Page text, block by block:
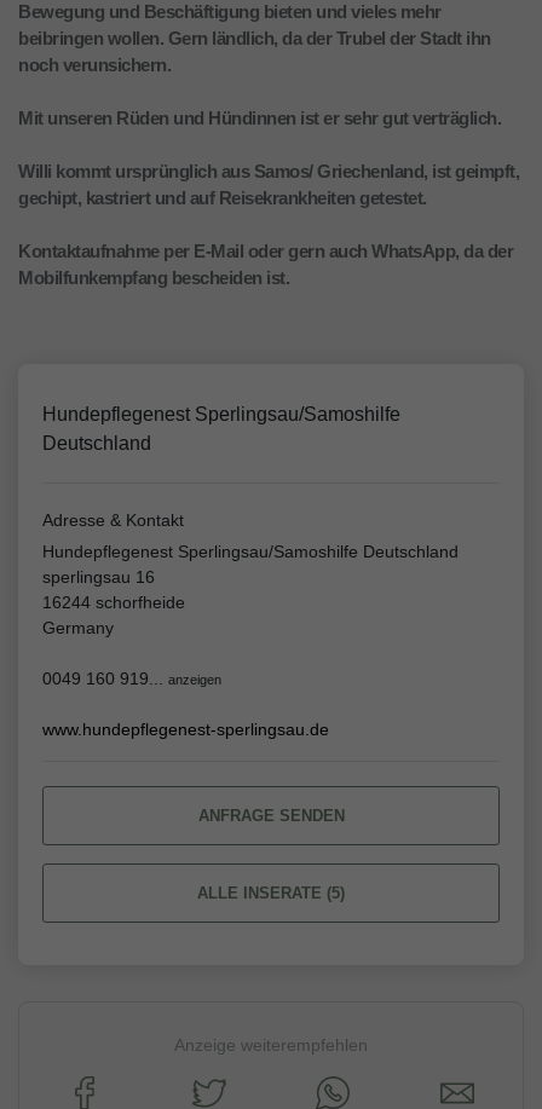
Bewegung und Beschäftigung bieten und vieles mehr
beibringen wollen. Gern ländlich, da der Trubel der Stadt ihn
noch verunsichern.
Mit unseren Rüden und Hündinnen ist er sehr gut verträglich.
Willi kommt ursprünglich aus Samos/ Griechenland, ist geimpft,
gechipt, kastriert und auf Reisekrankheiten getestet.
Kontaktaufnahme per E-Mail oder gern auch WhatsApp, da der
Mobilfunkempfang bescheiden ist.
Hundepflegenest Sperlingsau/Samoshilfe
Deutschland
Adresse & Kontakt
Hundepflegenest Sperlingsau/Samoshilfe Deutschland
sperlingsau 16
16244 schorfheide
Germany
0049 160 919... anzeigen
www.hundepflegenest-sperlingsau.de
ANFRAGE SENDEN
ALLE INSERATE (5)
Anzeige weiterempfehlen